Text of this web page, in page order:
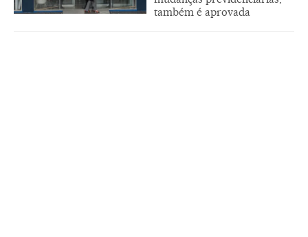
também é aprovada